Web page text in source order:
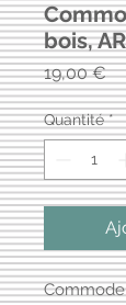
bois,
19,00 €
Quantité *